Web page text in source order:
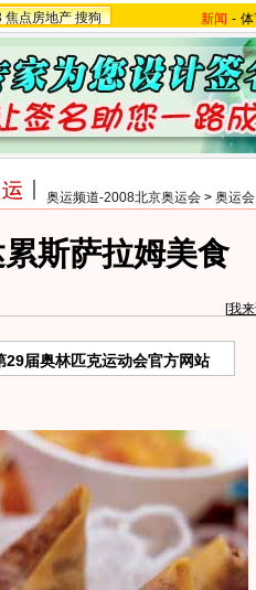
焦点房地产 搜狗 新闻 -
奥运频道-2008北京奥运会 > 奥运
斯萨拉姆美食
[我
29届奥林匹克运动会官方网站